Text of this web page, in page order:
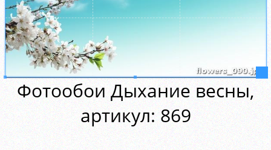
Фотообои Дыхание весны,
aртикул: 869